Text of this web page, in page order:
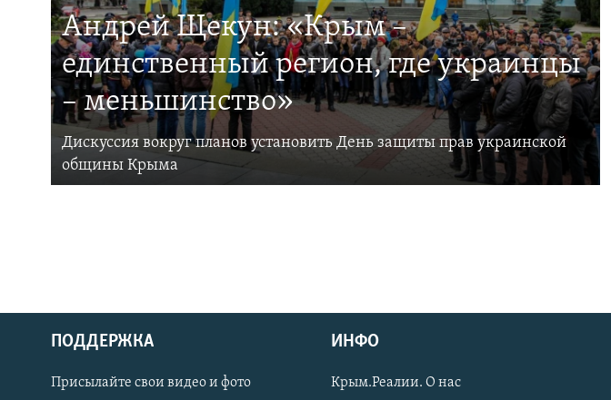
Українською
Андрей Щекун: «Крым –
единственный регион, где украинцы
– меньшинство»
Дискуссия вокруг планов установить День защиты прав украинской
общины Крыма
ПОДДЕРЖКА
Присылайте свои видео и фото
ИНФО
Крым.Реалии. О нас